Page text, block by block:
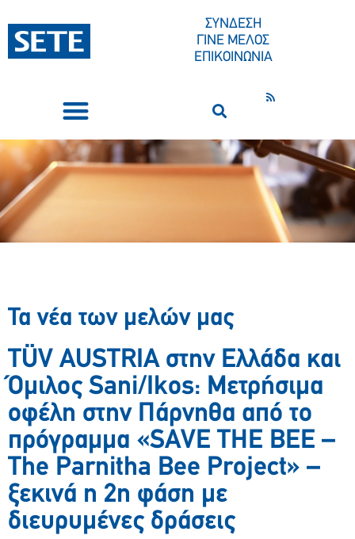
ΣΥΝΔΕΣΗ
ΓΙΝΕ ΜΕΛΟΣ
ΕΠΙΚΟΙΝΩΝΙΑ
Τα νέα των μελών μας
TÜV AUSTRIA στην Ελλάδα και
Όμιλος Sani/Ikos: Μετρήσιμα
οφέλη στην Πάρνηθα από το
πρόγραμμα «SAVE THE BEE –
The Parnitha Bee Project» –
ξεκινά η 2η φάση με
διευρυμένες δράσεις